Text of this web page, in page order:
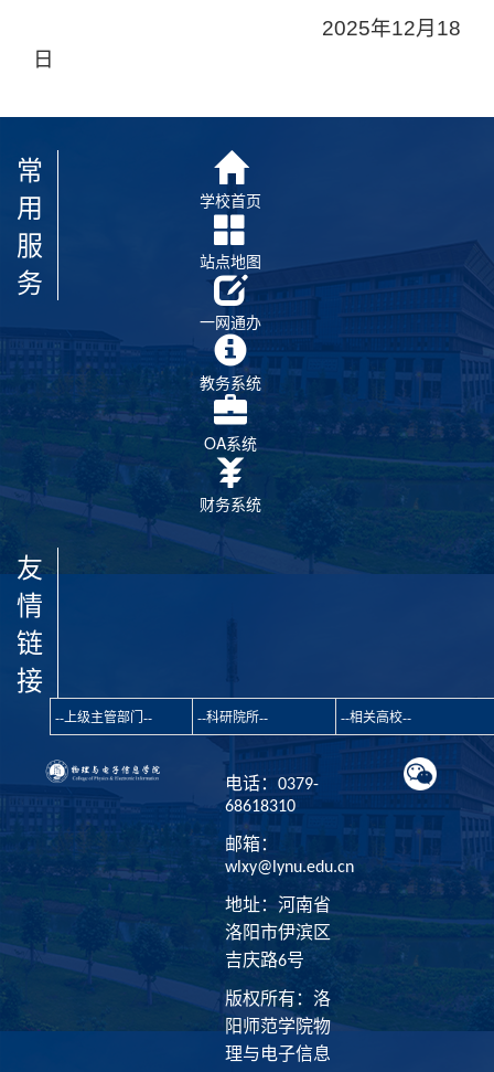
2025年12月 18
日
常
用
服
务
学校首页
站点地图
一网通办
教务系统
OA系统
财务系统
友
情
链
接
电话：0379-
68618310
邮箱：
wlxy@lynu.edu.cn
地址：河南省
洛阳市伊滨区
吉庆路6号
版权所有：洛
阳师范学院物
理与电子信息